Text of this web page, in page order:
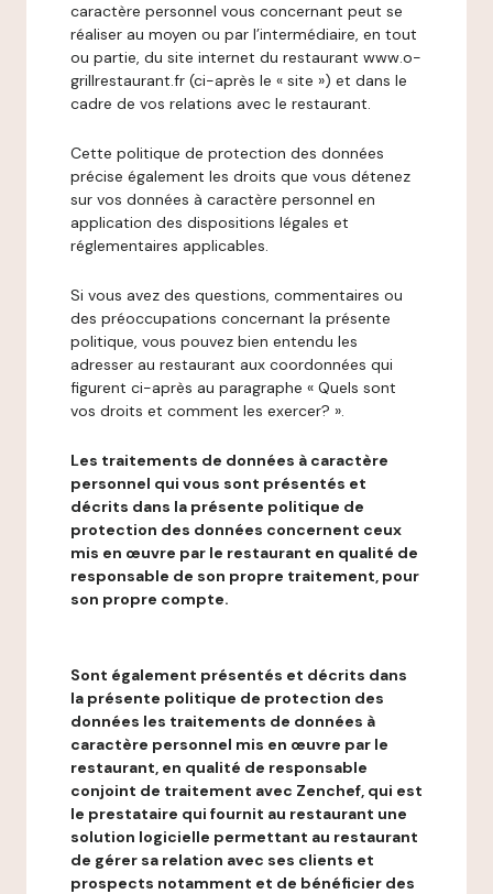
caractère personnel vous concernant peut se
réaliser au moyen ou par l’intermédiaire, en tout
ou partie, du site internet du restaurant www.o-
grillrestaurant.fr (ci-après le « site ») et dans le
cadre de vos relations avec le restaurant.
Cette politique de protection des données
précise également les droits que vous détenez
sur vos données à caractère personnel en
application des dispositions légales et
réglementaires applicables.
Si vous avez des questions, commentaires ou
des préoccupations concernant la présente
politique, vous pouvez bien entendu les
adresser au restaurant aux coordonnées qui
figurent ci-après au paragraphe « Quels sont
vos droits et comment les exercer? ».
Les traitements de données à caractère
personnel qui vous sont présentés et
décrits dans la présente politique de
protection des données concernent ceux
mis en œuvre par le restaurant en qualité de
responsable de son propre traitement, pour
son propre compte.
Sont également présentés et décrits dans
la présente politique de protection des
données les traitements de données à
caractère personnel mis en œuvre par le
restaurant, en qualité de responsable
conjoint de traitement avec Zenchef, qui est
le prestataire qui fournit au restaurant une
solution logicielle permettant au restaurant
de gérer sa relation avec ses clients et
prospects notamment et de bénéficier des